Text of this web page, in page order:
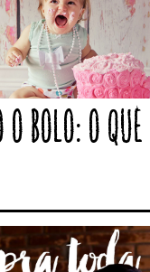
o bolo: O que